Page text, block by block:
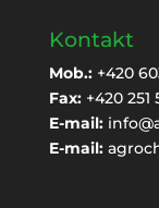
Kontakt
Mob.:+420
Fax:+420 251
E-mail:
E-mail: